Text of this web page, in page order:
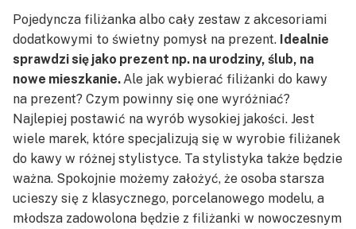
Pojedyncza filiżanka albo cały zestaw z akcesoriami
dodatkowymi to świetny pomysł na prezent. Idealnie
sprawdzi się jako prezent np. na urodziny, ślub, na
nowe mieszkanie.Ale jak wybierać filiżanki do kawy
na prezent? Czym powinny się one wyróżniać?
Najlepiej postawić na wyrób wysokiej jakości. Jest
wiele marek, które specjalizują się w wyrobie filiżanek
do kawy w różnej stylistyce. Ta stylistyka także będzie
ważna. Spokojnie możemy założyć, że osoba starsza
ucieszy się z klasycznego, porcelanowego modelu, a
młodsza zadowolona będzie z filiżanki w nowoczesnym